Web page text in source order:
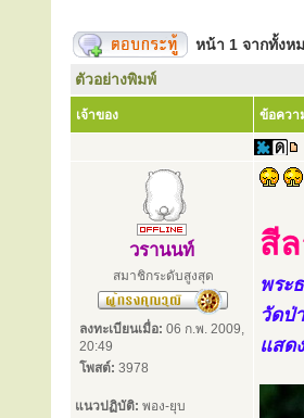
หน้า 1 จากทั้งห
ตัวอย่างพิมพ์
เจ้าของ ข้อควา
วรานนท์
สมาชิกระดับสูงสุด
ลงทะเบียนเมื่อ: 06 ก.พ. 2009,
20:49
โพสต์: 3978
แนวปฏิบัติ: พอง-ยุบ
สี
พระ
วัดป่
แสด